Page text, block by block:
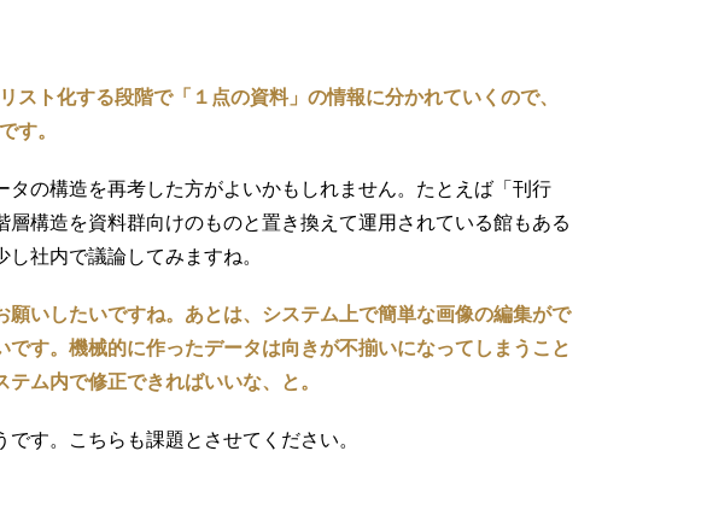
ト化する段階で「１点の資料」の情報に分かれていくので、
す。
タの構造を再考した方がよいかもしれません。たとえば「刊行
層構造を資料群向けのものと置き換えて運用されている館もある
し社内で議論してみますね。
願いしたいですね。あとは、システム上で簡単な画像の編集がで
です。機械的に作ったデータは向きが不揃いになってしまうこと
テム内で修正できればいいな、と。
です。こちらも課題とさせてください。